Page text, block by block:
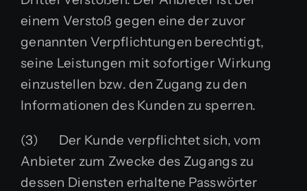
einem Verstoß gegen eine der zuvor
genannten Verpflichtungen berechtigt,
seine Leistungen mit sofortiger Wirkung
einzustellen bzw. den Zugang zu den
Informationen des Kunden zu sperren.
(3) Der Kunde verpflichtet sich, vom
Anbieter zum Zwecke des Zugangs zu
dessen Diensten erhaltene Passwörter